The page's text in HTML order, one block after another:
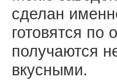
сделан
готовятся по
получаются
вкусными.